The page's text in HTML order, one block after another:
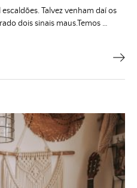
Talvez venham daí os
dois sinais maus.Temos …